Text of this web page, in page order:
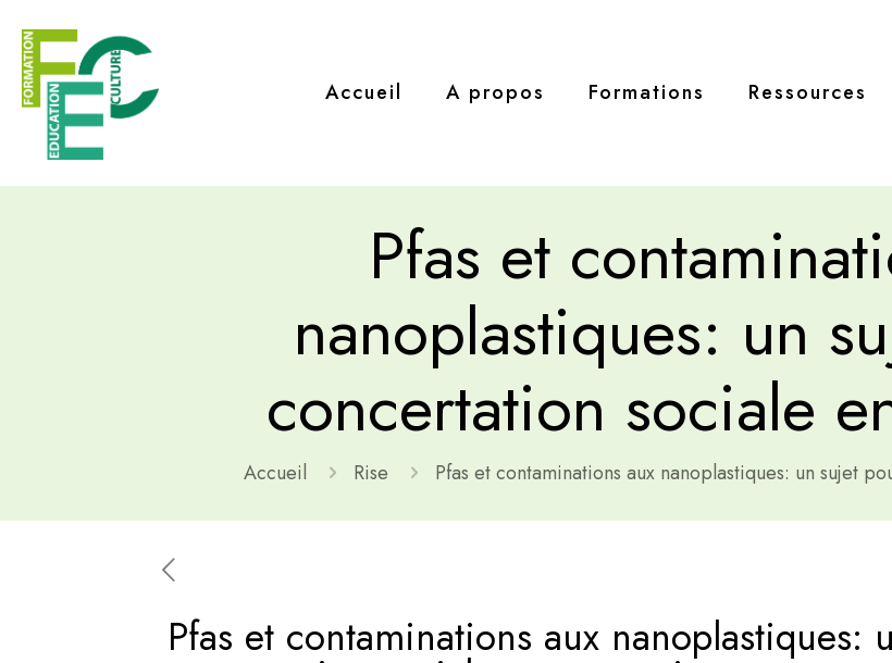
Accueil A propos Formations Ressources
Pfas et
nanoplastiques: un
concertation sociale
Accueil Rise Pfas et contaminations aux nanoplastiques: un sujet
Pfas et contaminations aux nanoplastiques: